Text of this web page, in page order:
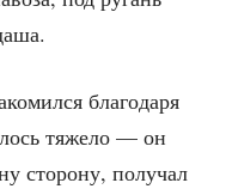
бла­го­да­ря
тяже­ло — он
сто­ро­ну, полу­чал